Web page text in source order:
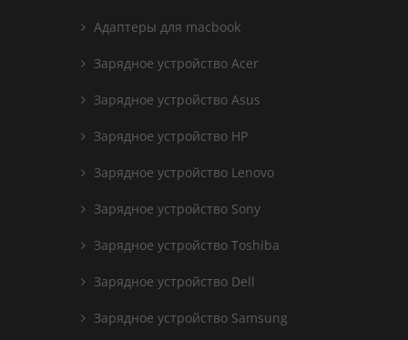
Адаптеры для macbook
Зарядное устройство Acer
Зарядное устройство Asus
Зарядное устройство HP
Зарядное устройство Lenovo
Зарядное устройство Sony
Зарядное устройство Toshiba
Зарядное устройство Dell
Зарядное устройство Samsung